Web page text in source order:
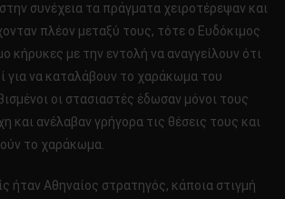
συνέχεια τα πράγματα χειροτέρεψαν και
πλέον μεταξύ τους, τότε ο Ευδόκιμος
κήρυκες με την εντολή να αναγγείλουν ότι
για να καταλάβουν το χαράκωμα του
οι στασιαστές έδωσαν μόνοι τους
και ανέλαβαν γρήγορα τις θέσεις τους και
το χαράκωμα.
ήταν Αθηναίος στρατηγός, κάποια στιγμή